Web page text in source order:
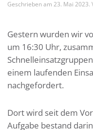
Geschrieben am 23. Mai 2023.
Gestern wurden wir
um 16:30 Uhr,
einem laufenden
nachgefordert.
Dort wird seit dem
Aufgabe bestand